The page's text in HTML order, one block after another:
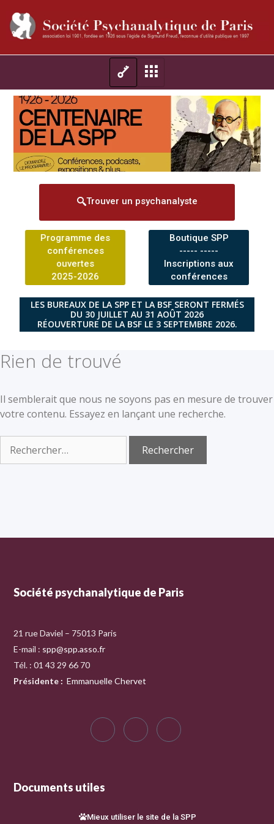
Trouver un psychanalyste
Programme des
conférences
ouvertes
2025-2026
Boutique SPP
----- -----
Inscriptions aux
conférences
LES BUREAUX DE LA SPP ET LA BSF SERONT FERMÉS
DU 30 JUILLET AU 31 AOÛT 2026
RÉOUVERTURE DE LA BSF LE 3 SEPTEMBRE 2026.
Rien de trouvé
Il semblerait que nous ne soyons pas en mesure de trouver
votre contenu. Essayez en lançant une recherche.
Société psychanalytique de Paris
21 rue Daviel – 75013 Paris
E-mail : spp@spp.asso.fr
Tél. : 01 43 29 66 70
Présidente : Emmanuelle Chervet
Documents utiles
Mieux utiliser le site de la SPP